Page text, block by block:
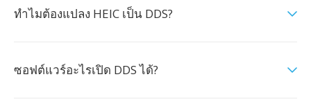
ทำไมต้องแปลง HEIC เป็น DDS?
ซอฟต์แวร์อะไรเปิด DDS ได้?